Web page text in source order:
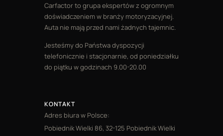
Carfactor to grupa ekspertów z ogromnym
doświadczeniem w branży motoryzacyjnej.
Auta nie mają przed nami żadnych tajemnic.
Jesteśmy do Państwa dyspozycji
telefonicznie i stacjonarnie, od poniedziałku
do piątku w godzinach 9.00-20.00
KONTAKT
Adres biura w Polsce:
Pobiednik Wielki 86, 32-125 Pobiednik Wielki